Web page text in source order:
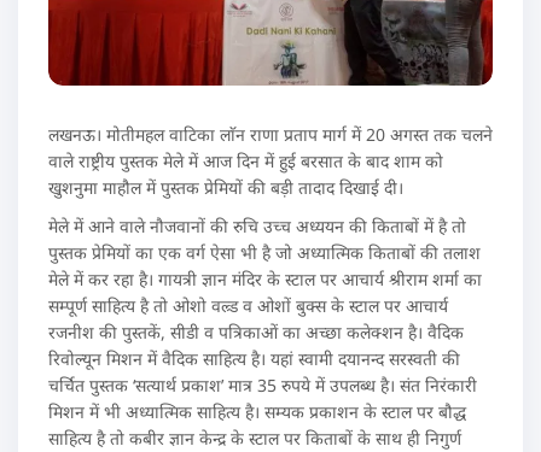
लखनऊ। मोतीमहल वाटिका लाॅन राणा प्रताप मार्ग में 20 अगस्त तक चलने
वाले राष्ट्रीय पुस्तक मेले में आज दिन में हुई बरसात के बाद शाम को
खुशनुमा माहौल में पुस्तक प्रेमियों की बड़ी तादाद दिखाई दी।
मेले में आने वाले नौजवानों की रुचि उच्च अध्ययन की किताबों में है तो
पुस्तक प्रेमियों का एक वर्ग ऐसा भी है जो अध्यात्मिक किताबों की तलाश
मेले में कर रहा है। गायत्री ज्ञान मंदिर के स्टाल पर आचार्य श्रीराम शर्मा का
सम्पूर्ण साहित्य है तो ओशो वल्र्ड व ओशों बुक्स के स्टाल पर आचार्य
रजनीश की पुस्तकें, सीडी व पत्रिकाओं का अच्छा कलेक्शन है। वैदिक
रिवोल्यून मिशन में वैदिक साहित्य है। यहां स्वामी दयानन्द सरस्वती की
चर्चित पुस्तक ‘सत्यार्थ प्रकाश’ मात्र 35 रुपये में उपलब्ध है। संत निरंकारी
मिशन में भी अध्यात्मिक साहित्य है। सम्यक प्रकाशन के स्टाल पर बौद्ध
साहित्य है तो कबीर ज्ञान केन्द्र के स्टाल पर किताबों के साथ ही निगुर्ण